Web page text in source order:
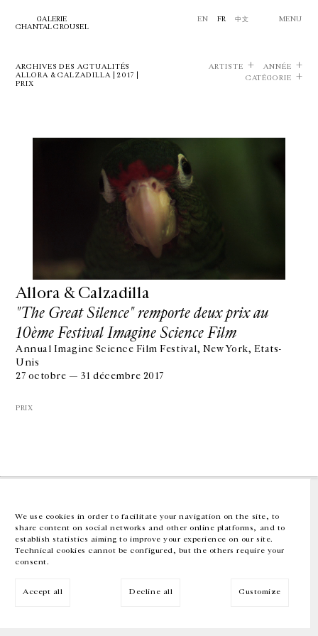
We use cookies in order to facilitate your navigation on the site, to
share content on social networks and other online platforms, and to
establish statistics aiming to improve your experience on our site.
Technical cookies cannot be configured, but the others require your
consent.
Accept all Decline all Customize
GALERIE
CHANTAL CROUSEL
EN FR 中文 MENU
ARCHIVES DES ACTUALITÉS
ALLORA & CALZADILLA | 2017 |
PRIX
ARTISTE
ANNÉE
CATÉGORIE
Allora & Calzadilla
"The Great Silence" remporte deux prix au
10ème Festival Imagine Science Film
Annual Imagine Science Film Festival, New York, Etats-
Unis
27 octobre — 31 décembre 2017
PRIX
GALERIE CHANTAL CROUSEL
10 RUE CHARLOT, 75003 PARIS
T. +33 1 42 77 38 87
EN FR 中文 Facebook Instagram
Inscrivez-vous à notre newsletter